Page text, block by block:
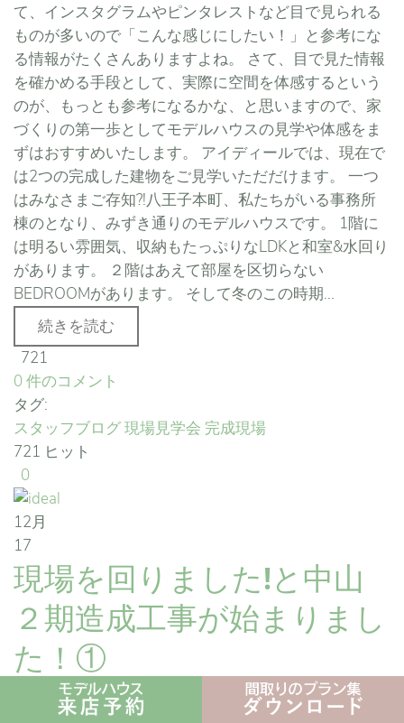
て、インスタグラムやピンタレストなど目で見られる
ものが多いので「こんな感じにしたい！」と参考にな
る情報がたくさんありますよね。 さて、目で見た情報
を確かめる手段として、実際に空間を体感するという
のが、もっとも参考になるかな、と思いますので、家
づくりの第一歩としてモデルハウスの見学や体感をま
ずはおすすめいたします。 アイディールでは、現在で
は2つの完成した建物をご見学いただだけます。 一つ
はみなさまご存知?!八王子本町、私たちがいる事務所
棟のとなり、みずき通りのモデルハウスです。 1階に
は明るい雰囲気、収納もたっぷりなLDKと和室&水回り
があります。 ２階はあえて部屋を区切らない
BEDROOMがあります。 そして冬のこの時期...
続きを読む
721
0 件のコメント
タグ:
スタッフブログ現場見学会 完成現場
721 ヒット
0
12月
17
現場を回りました!と中山
２期造成工事が始まりまし
た！①